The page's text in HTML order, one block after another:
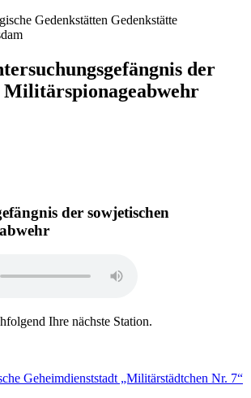
Gedenkstätten Gedenkstätte
der
Militärspionageabwehr
der sowjetischen
Ihre nächste Station.
Geheimdienststadt „Militärstädtchen Nr. 7“